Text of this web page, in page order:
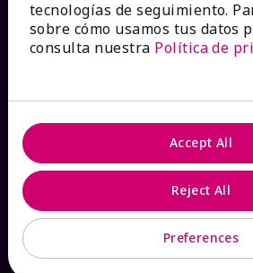
Garantía de Satisfacción
Sobre Mary Kay
Sostenibilidad
tecnologías de seguimiento.
sobre cómo usamos tus datos
consulta nuestra Política de
Preferences
Reject All
Accept All